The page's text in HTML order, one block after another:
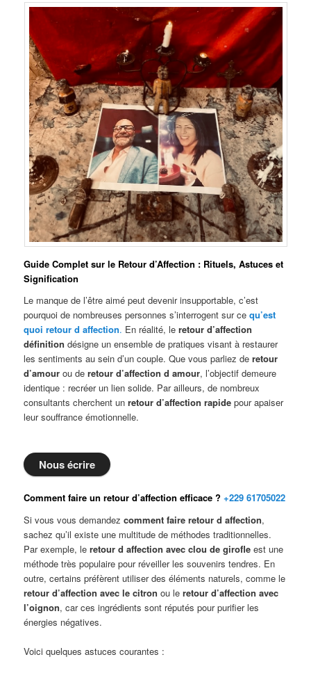
Guide Complet sur le Retour d’Affection : Rituels, Astuces et
Signification
Le manque de l’être aimé peut devenir insupportable, c’est
pourquoi de nombreuses personnes s’interrogent sur cequ’est
quoi retour d affection. En réalité, leretour d’affection
définition désigne un ensemble de pratiques visant à restaurer
les sentiments au sein d’un couple. Que vous parliez deretour
d’amour ou deretour d’affection d amour, l’objectif demeure
identique : recréer un lien solide. Par ailleurs, de nombreux
consultants cherchent unretour d’affection rapide pour apaiser
leur souffrance émotionnelle.
Nous écrire
Comment faire un retour d’affection efficace ?+229 61705022
Si vous vous demandezcomment faire retour d affection,
sachez qu’il existe une multitude de méthodes traditionnelles.
Par exemple, leretour d affection avec clou de girofle est une
méthode très populaire pour réveiller les souvenirs tendres. En
outre, certains préfèrent utiliser des éléments naturels, comme le
retour d’affection avec le citron ou leretour d’affection avec
l’oignon, car ces ingrédients sont réputés pour purifier les
énergies négatives.
Voici quelques astuces courantes :